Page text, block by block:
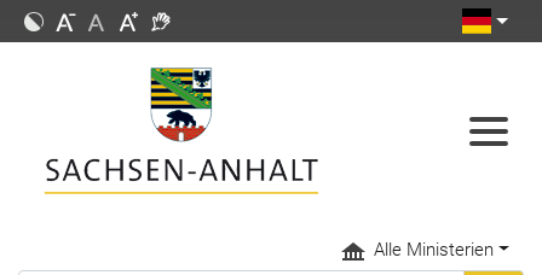
Alle Ministerien